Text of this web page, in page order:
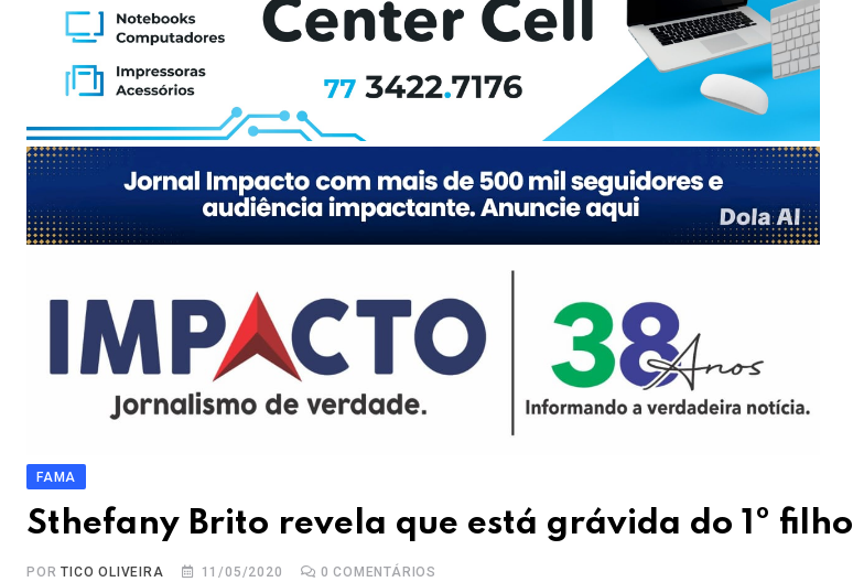
FAMA
Sthefany Brito revela que está grávida do 1º filho
PORTICO OLIVEIRA 11/05/2020 0 COMENTÁRIOS